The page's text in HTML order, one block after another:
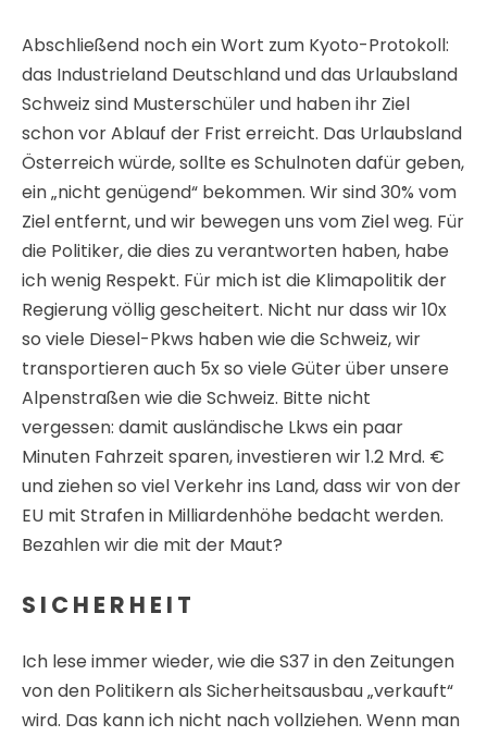
Abschließend noch ein Wort zum Kyoto-Protokoll:
das Industrieland Deutschland und das Urlaubsland
Schweiz sind Musterschüler und haben ihr Ziel
schon vor Ablauf der Frist erreicht. Das Urlaubsland
Österreich würde, sollte es Schulnoten dafür geben,
ein „nicht genügend“ bekommen. Wir sind 30% vom
Ziel entfernt, und wir bewegen uns vom Ziel weg. Für
die Politiker, die dies zu verantworten haben, habe
ich wenig Respekt. Für mich ist die Klimapolitik der
Regierung völlig gescheitert. Nicht nur dass wir 10x
so viele Diesel-Pkws haben wie die Schweiz, wir
transportieren auch 5x so viele Güter über unsere
Alpenstraßen wie die Schweiz. Bitte nicht
vergessen: damit ausländische Lkws ein paar
Minuten Fahrzeit sparen, investieren wir 1.2 Mrd. €
und ziehen so viel Verkehr ins Land, dass wir von der
EU mit Strafen in Milliardenhöhe bedacht werden.
Bezahlen wir die mit der Maut?
S I C H E R H E I T
Ich lese immer wieder, wie die S37 in den Zeitungen
von den Politikern als Sicherheitsausbau „verkauft“
wird. Das kann ich nicht nach vollziehen. Wenn man